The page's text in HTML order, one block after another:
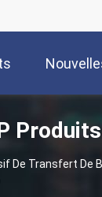
Produits
De Transfert De